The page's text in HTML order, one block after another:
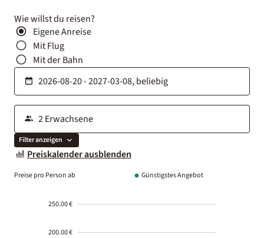
Wie willst du reisen?
Eigene Anreise
Mit Flug
Mit der Bahn
Filter anzeigen
Preiskalender ausblenden
Preise pro Person ab Günstigstes Angebot
250.00 €
200.00 €